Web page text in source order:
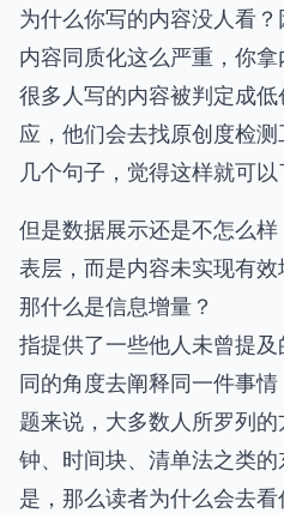
为什么你写的内容没人看？
内容同质化这么严重，你拿
很多人写的内容被判定成
应，他们会去找原创度检
几个句子，觉得这样就可以
但是数据展示还是不怎么
表层，而是内容未实现有效
那什么是信息增量？
指提供了一些他人未曾提
同的角度去阐释同一件事
题来说，大多数人所罗列
钟、时间块、清单法之类
是，那么读者为什么会去看